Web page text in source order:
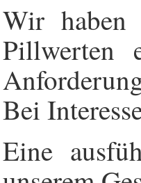
Wir haben
Pillwerten
Bei
Eine